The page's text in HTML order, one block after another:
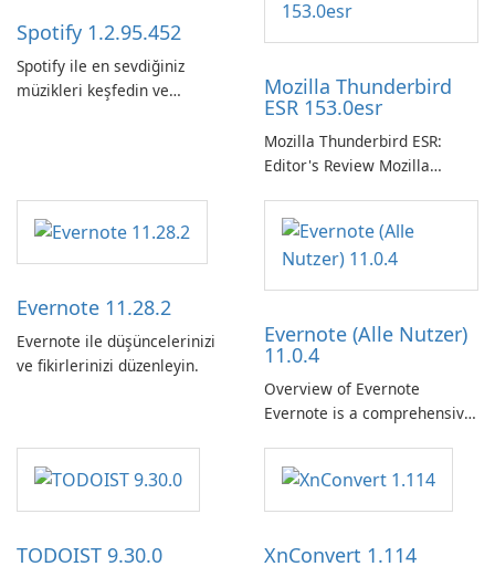
Spotify 1.2.95.452
Spotify ile en sevdiğiniz
müzikleri keşfedin ve
Mozilla Thunderbird
ESR 153.0esr
Mozilla Thunderbird ESR:
Editor's Review Mozilla
Support Release) is the long-
term support channel of the
Thunderbird desktop email
client designed for
need predictable …
Evernote 11.28.2
Evernote ile düşüncelerinizi
ve fikirlerinizi düzenleyin.
Evernote (Alle Nutzer)
11.0.4
Overview of Evernote
Evernote is a comprehensive
software designed to help
users capture, organize, and
access information across
TODOIST 9.30.0 XnConvert 1.114